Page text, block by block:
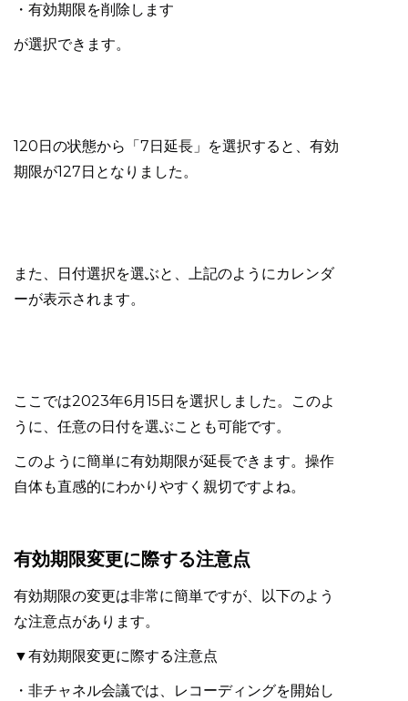
・有効期限を削除します
が選択できます。
120日の状態から「7日延長」を選択すると、有効
期限が127日となりました。
また、日付選択を選ぶと、上記のようにカレンダ
ーが表示されます。
ここでは2023年6月15日を選択しました。このよ
うに、任意の日付を選ぶことも可能です。
このように簡単に有効期限が延長できます。操作
自体も直感的にわかりやすく親切ですよね。
有効期限変更に際する注意点
有効期限の変更は非常に簡単ですが、以下のよう
な注意点があります。
▼有効期限変更に際する注意点
・非チャネル会議では、レコーディングを開始し